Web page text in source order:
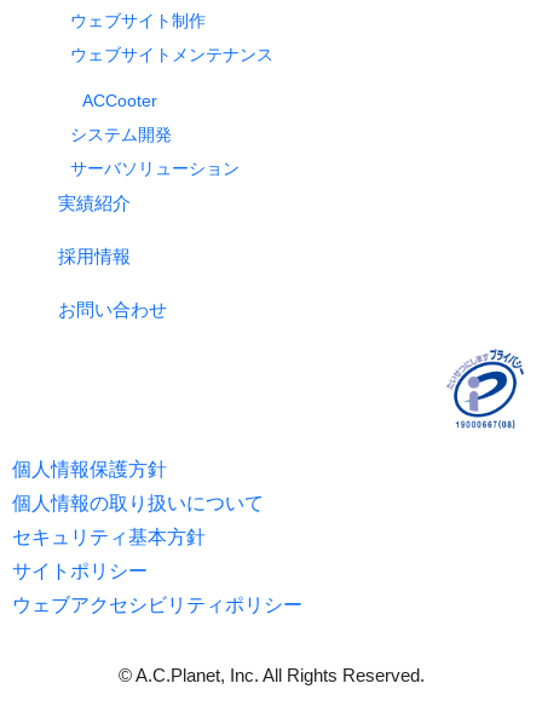
ウェブサイト制作
ウェブサイトメンテナンス
ACCooter
システム開発
サーバソリューション
実績紹介
採用情報
お問い合わせ
個人情報保護方針
個人情報の取り扱いについて
セキュリティ基本方針
サイトポリシー
ウェブアクセシビリティポリシー
© A.C.Planet, Inc. All Rights Reserved.